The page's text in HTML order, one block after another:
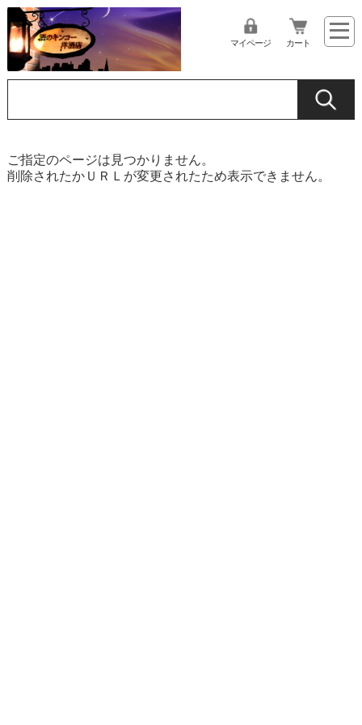
マイページ カート
ご指定のページは見つかりません。
削除されたかＵＲＬが変更されたため表示できません。